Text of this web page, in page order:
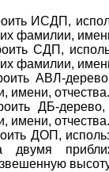
ИСДП,
фамилии,
СДП,
фамилии,
АВЛ-
имени, отчества.
ДБ-
имени, отчества.
ДОП,
двумя